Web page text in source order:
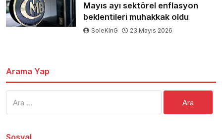
Mayıs ayı sektörel enflasyon
beklentileri muhakkak oldu
SoleKinG 23 Mayıs 2026
Arama Yap
Sosyal